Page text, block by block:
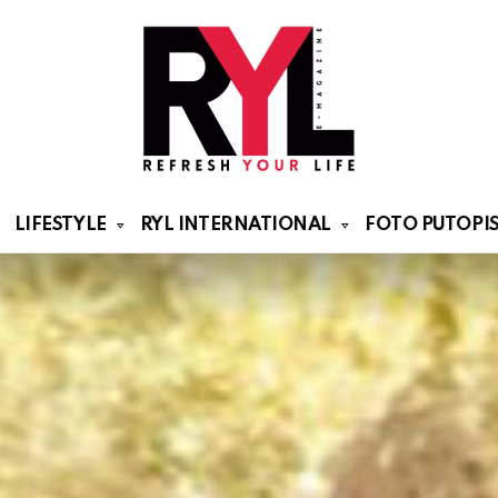
LIFESTYLE RYL INTERNATIONAL FOTO PUTOPISI